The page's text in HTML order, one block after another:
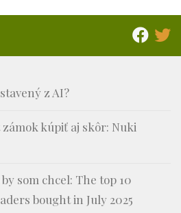
z AI?
kúpiť aj skôr: Nuki
som chcel: The top 10
bought in July 2025